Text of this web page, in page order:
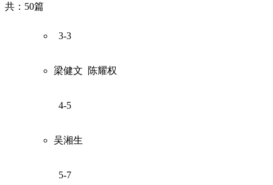
共：50篇
3-3
梁健文 陈耀权
4-5
吴湘生
5-7